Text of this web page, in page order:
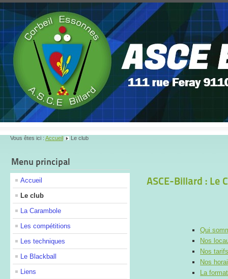
Vous êtes ici : Accueil Le club
Menu principal
Accueil
Le club
La Carambole
Les compétitions
Les techniques
Le Blackball
Liens
ASCE-Billard : Le
Qui
Nos
Nos
Nos
La